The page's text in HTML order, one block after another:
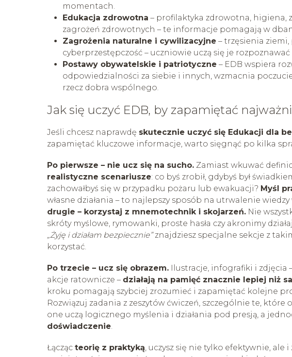
momentach.
Edukacja zdrowotna – profilaktyka zdrowotna, higiena,
zagrożeń zdrowotnych – te informacje pomagają w
Zagrożenia naturalne i cywilizacyjne – trzęsienia
cyberprzestępczość – uczniowie uczą się je
Postawy obywatelskie i patriotyczne – EDB wspiera
odpowiedzialności za siebie i innych, wzmacnia
rzecz dobra wspólnego.
Jak się uczyć EDB, by zapamiętać
Jeśli chcesz naprawdę skutecznie uczyć się Edukacji dla
zapamiętać kluczowe informacje, warto sięgnąć po kilka
Po pierwsze – nie ucz się na sucho. Zamiast wkuwać
realistyczne scenariusze: co byś zrobił, gdybyś był
zachowałbyś się w przypadku pożaru lub ewakuacji? Myśl
własne działania – to najlepszy sposób na utrwalenie
drugie – korzystaj z mnemotechnik i skojarzeń. Nie
skróty myślowe, rymowanki, proste hasła czy akronimy
„Żyję i działam bezpiecznie”znajdziesz specjalne sekcje z
korzystać.
Po trzecie – ucz się obrazem. Ilustracje, infografiki i zdjęcia
akcje ratownicze – działają na pamięć znacznie lepiej niż
kroku pomagają szybciej zrozumieć i zapamiętać kolejne
Rozwiązuj zadania z zeszytów ćwiczeń, szczególnie te, które
one uczą logicznego myślenia i działania pod presją, a
doświadczenie.
Łącząc teorię z praktyką, uczysz się nie tylko efektywnie, ale